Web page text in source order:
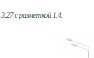
с разметкой 1.4.